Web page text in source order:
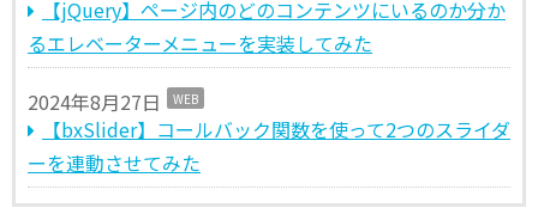
【jQuery】ページ内のどのコンテンツにいるのか分か
るエレベーターメニューを実装してみた
2024年8月27日 WEB
【bxSlider】コールバック関数を使って2つのスライダ
ーを連動させてみた